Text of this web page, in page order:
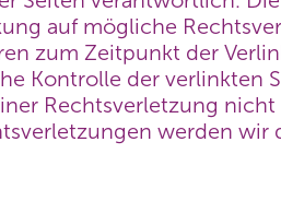
auf mögliche
zum Zeitpunkt der
Kontrolle der verlinkten
Rechtsverletzung nicht
werden wir